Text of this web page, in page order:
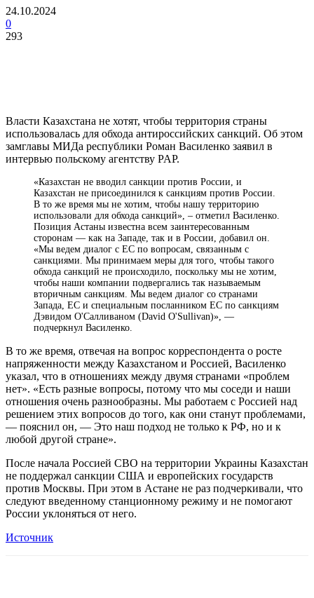
24.10.2024
0
293
Власти Казахстана не хотят, чтобы территория страны
использовалась для обхода антироссийских санкций. Об этом
замглавы МИДа республики Роман Василенко заявил в
интервью польскому агентству PAP.
«Казахстан не вводил санкции против России, и
Казахстан не присоединился к санкциям против России.
В то же время мы не хотим, чтобы нашу территорию
использовали для обхода санкций», – отметил Василенко.
Позиция Астаны известна всем заинтересованным
сторонам — как на Западе, так и в России, добавил он.
«Мы ведем диалог с ЕС по вопросам, связанным с
санкциями. Мы принимаем меры для того, чтобы такого
обхода санкций не происходило, поскольку мы не хотим,
чтобы наши компании подвергались так называемым
вторичным санкциям. Мы ведем диалог со странами
Запада, ЕС и специальным посланником ЕС по санкциям
Дэвидом О'Салливаном (David O'Sullivan)», —
подчеркнул Василенко.
В то же время, отвечая на вопрос корреспондента о росте
напряженности между Казахстаном и Россией, Василенко
указал, что в отношениях между двумя странами «проблем
нет». «Есть разные вопросы, потому что мы соседи и наши
отношения очень разнообразны. Мы работаем с Россией над
решением этих вопросов до того, как они станут проблемами,
— пояснил он, — Это наш подход не только к РФ, но и к
любой другой стране».
После начала Россией СВО на территории Украины Казахстан
не поддержал санкции США и европейских государств
против Москвы. При этом в Астане не раз подчеркивали, что
следуют введенному станционному режиму и не помогают
России уклоняться от него.
Источник